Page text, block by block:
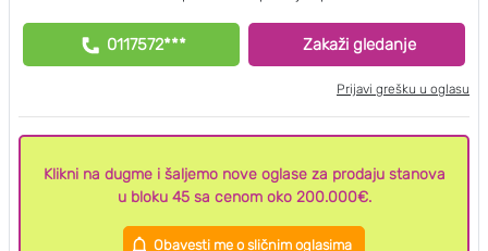
0117572*** Zakaži gledanje
Prijavi grešku u oglasu
Klikni na dugme i šaljemo nove oglase za prodaju stanova
u bloku 45 sa cenom oko 200.000€.
Obavesti me o sličnim oglasima